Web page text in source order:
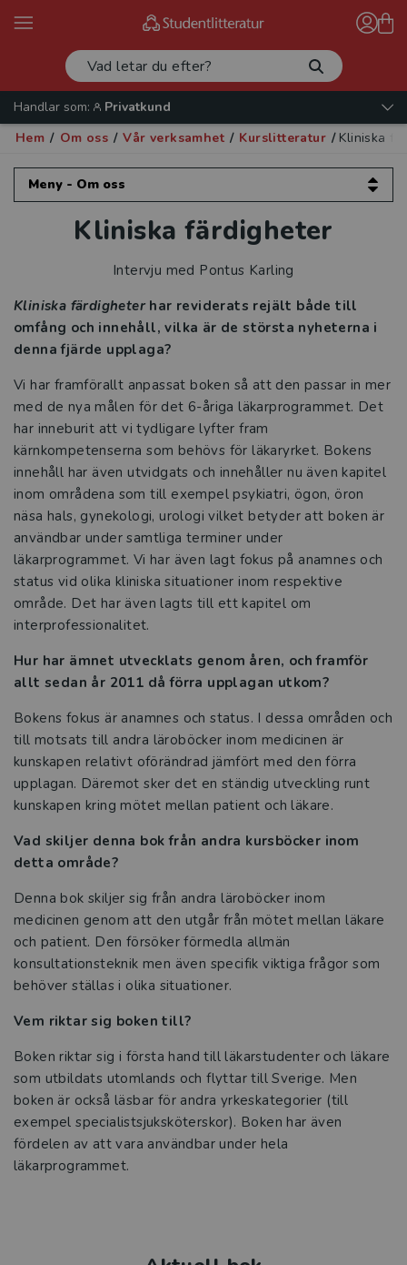
Handlar som:
Privatkund
Hem / Om oss / Vår verksamhet / Kurslitteratur / Kliniska
Meny - Om oss
Om oss
Kontakta oss
Vår verksamhet
Läromedel
Kurslitteratur
Därför behövs den svenska
kurslitteraturen
Så hotas den svenska kurslitteraturen
Studora
Kurslitteratur för Yrkeshögskolan
Prova demoprodukter
Organisation och ledning
Jobba hos oss
Historia
Studentlitteratur i siffror
GDPR och personuppgifter
Cookies
Tillgänglighet
Systemkrav
About us
Kliniska färdigheter
Intervju med Pontus Karling
Kliniska färdigheterhar reviderats rejält både till
omfång och innehåll, vilka är de största nyheterna i
denna fjärde upplaga?
Vi har framförallt anpassat boken så att den passar in mer
med de nya målen för det 6-åriga läkarprogrammet. Det
har inneburit att vi tydligare lyfter fram
kärnkompetenserna som behövs för läkaryrket. Bokens
innehåll har även utvidgats och innehåller nu även kapitel
inom områdena som till exempel psykiatri, ögon, öron
näsa hals, gynekologi, urologi vilket betyder att boken är
användbar under samtliga terminer under
läkarprogrammet. Vi har även lagt fokus på anamnes och
status vid olika kliniska situationer inom respektive
område. Det har även lagts till ett kapitel om
interprofessionalitet.
Hur har ämnet utvecklats genom åren, och framför
allt sedan år 2011 då förra upplagan utkom?
Bokens fokus är anamnes och status. I dessa områden och
till motsats till andra läroböcker inom medicinen är
kunskapen relativt oförändrad jämfört med den förra
upplagan. Däremot sker det en ständig utveckling runt
kunskapen kring mötet mellan patient och läkare.
Vad skiljer denna bok från andra kursböcker inom
detta område?
Denna bok skiljer sig från andra läroböcker inom
medicinen genom att den utgår från mötet mellan läkare
och patient. Den försöker förmedla allmän
konsultationsteknik men även specifik viktiga frågor som
behöver ställas i olika situationer.
Vem riktar sig boken till?
Boken riktar sig i första hand till läkarstudenter och läkare
som utbildats utomlands och flyttar till Sverige. Men
boken är också läsbar för andra yrkeskategorier (till
exempel specialistsjuksköterskor). Boken har även
fördelen av att vara användbar under hela
läkarprogrammet.